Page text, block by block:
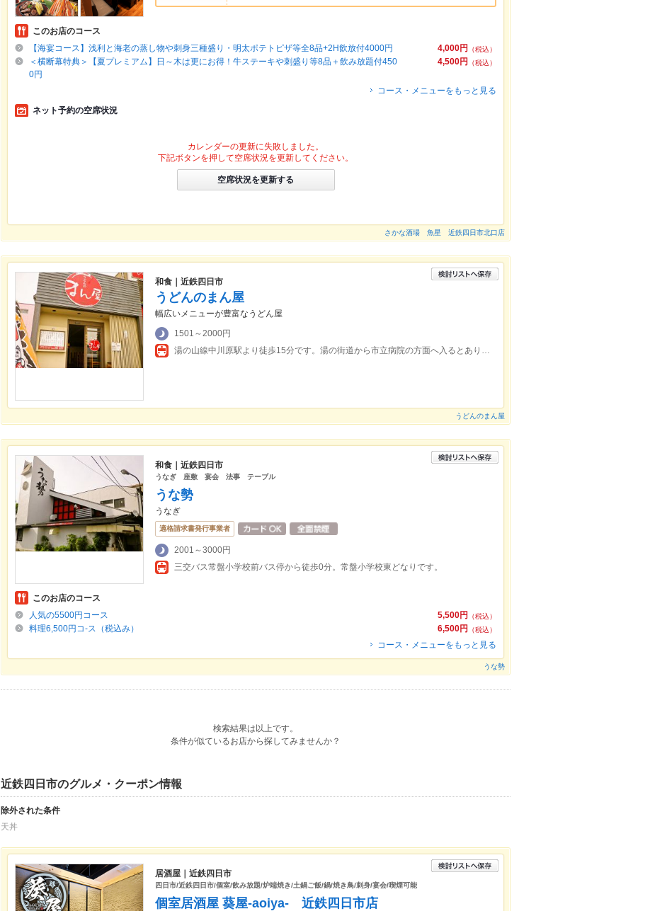
このお店のコース
4,000円
（税込）
【海宴コース】浅利と海老の蒸し物や刺身三種盛り・明太ポテトピザ等全8品+2H飲放付4000円
4,500円
（税込）
＜横断幕特典＞【夏プレミアム】日～木は更にお得！牛ステーキや刺盛り等8品＋飲み放題付450
0円
コース・メニューをもっと見る
ネット予約の空席状況
カレンダーの更新に失敗しました。
下記ボタンを押して空席状況を更新してください。
空席状況を更新する
さかな酒場 魚星 近鉄四日市北口店
和食｜近鉄四日市
うどんのまん屋
幅広いメニューが豊富なうどん屋
1501～2000円
湯の山線中川原駅より徒歩15分です。湯の街道から市立病院の方面へ入るとあります。
うどんのまん屋
和食｜近鉄四日市
うなぎ 座敷 宴会 法事 テーブル
うな勢
うなぎ
適格請求書発行事業者
2001～3000円
三交バス常盤小学校前バス停から徒歩0分。常盤小学校東どなりです。
このお店のコース
5,500円
（税込）
人気の5500円コース
6,500円
（税込）
料理6,500円コ-ス（税込み）
コース・メニューをもっと見る
うな勢
検索結果は以上です。
条件が似ているお店から探してみませんか？
近鉄四日市のグルメ・クーポン情報
除外された条件
天丼
居酒屋｜近鉄四日市
四日市/近鉄四日市/個室/飲み放題/炉端焼き/土鍋ご飯/鍋/焼き鳥/刺身/宴会/喫煙可能
個室居酒屋 葵屋-aoiya- 近鉄四日市店